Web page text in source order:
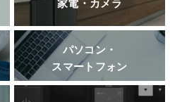
家電・カメラ
パソコン・
スマートフォン